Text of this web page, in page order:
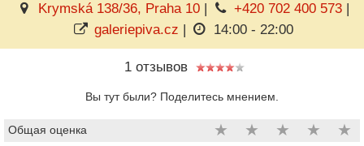
Krymská 138/36, Praha 10| +420 702 400 573 |
galeriepiva.cz | 14:00 - 22:00
1 отзывов
Вы тут были? Поделитесь мнением.
Общая оценка ★ ★ ★ ★ ★